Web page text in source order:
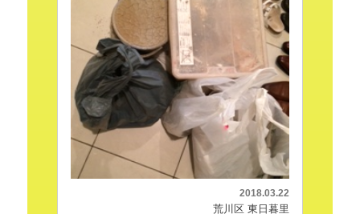
2018.03.22
荒川区 東日暮里